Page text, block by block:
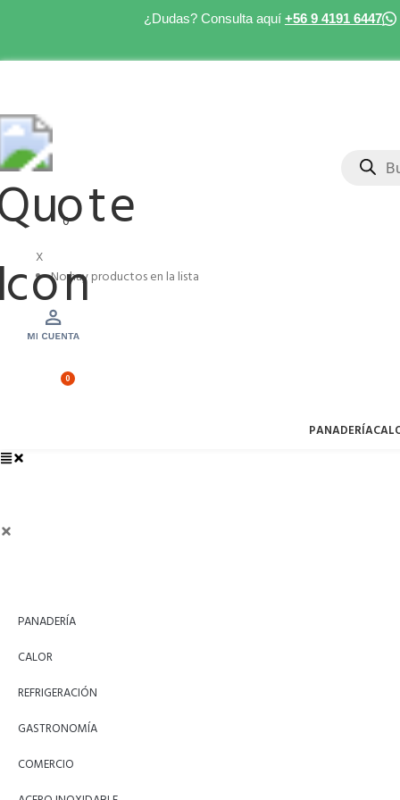
¿Dudas? Consulta aquí +56 9 4191 6447
Búsqueda
productos
0
X
No hay productos en la lista
0
PANADERÍA
PANADERÍA
CALOR
REFRIGERACIÓN
GASTRONOMÍA
COMERCIO